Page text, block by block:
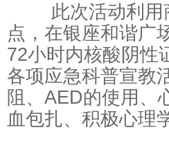
此次活动利用商
点，在银座和谐广
72小时内核酸阴性
各项应急科普宣教
阻、AED的使用、
血包扎、积极心理